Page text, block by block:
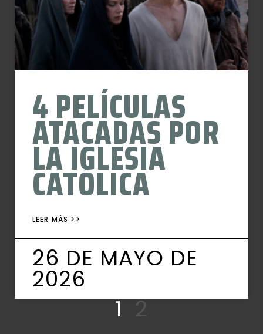
4 PELÍCULAS
ATACADAS POR
LA IGLESIA
CATÓLICA
LEER MÁS >>
26 DE MAYO DE
2026
1 2